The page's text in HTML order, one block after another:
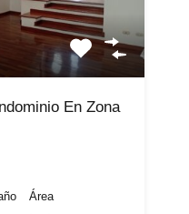
En Zona
Área